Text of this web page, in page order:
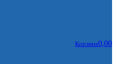
Корзина0,00